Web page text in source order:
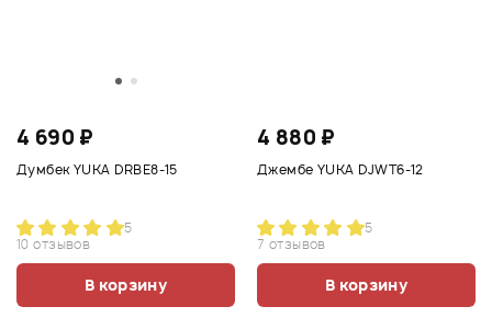
4 690 ₽
Думбек YUKA DRBE8-15
5
10 отзывов
В корзину
4 880 ₽
Джембе YUKA DJWT6-12
5
7 отзывов
В корзину